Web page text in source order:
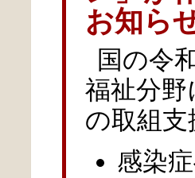
お知ら
国の令
福祉分
の取組
感染